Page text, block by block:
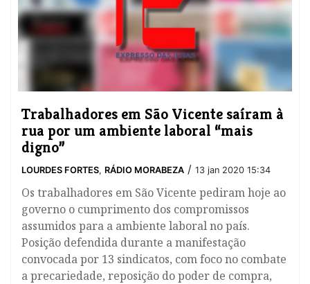
Trabalhadores em São Vicente saíram à
rua por um ambiente laboral “mais
digno”
LOURDES FORTES, RÁDIO MORABEZA / 13 jan 2020 15:34
Os trabalhadores em São Vicente pediram hoje ao
governo o cumprimento dos compromissos
assumidos para a ambiente laboral no país.
Posição defendida durante a manifestação
convocada por 13 sindicatos, com foco no combate
a precariedade, reposição do poder de compra,